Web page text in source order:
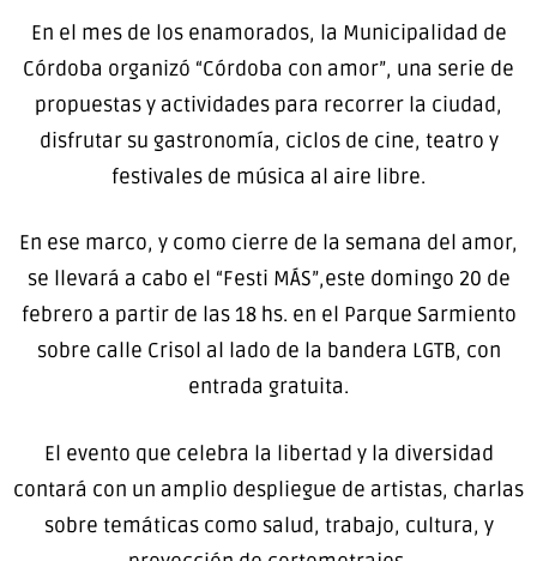
En el mes de los enamorados, la Municipalidad de
Córdoba organizó “Córdoba con amor”, una serie de
propuestas y actividades para recorrer la ciudad,
disfrutar su gastronomía, ciclos de cine, teatro y
festivales de música al aire libre.
En ese marco, y como cierre de la semana del amor,
se llevará a cabo el “Festi MÁS”,este domingo 20 de
febrero a partir de las 18 hs. en el Parque Sarmiento
sobre calle Crisol al lado de la bandera LGTB, con
entrada gratuita.
El evento que celebra la libertad y la diversidad
contará con un amplio despliegue de artistas, charlas
sobre temáticas como salud, trabajo, cultura, y